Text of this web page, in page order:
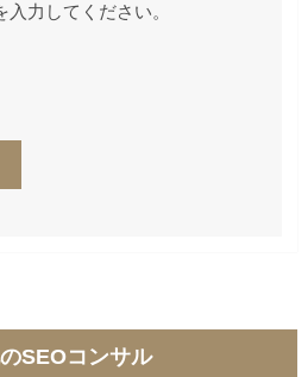
入力してください。
SEOコンサル